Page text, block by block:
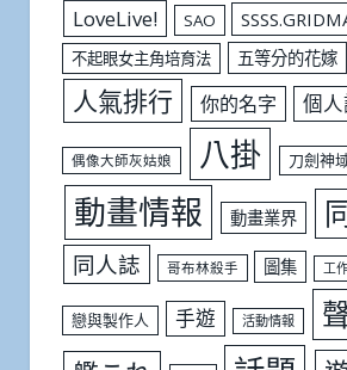
LoveLive! SAO
不起眼女主角培育法 五等分的花嫁
人氣排行 你的名字 個
偶像大師灰姑娘 八掛 刀劍神
動畫情報 動畫業界
同人誌 哥布林殺手 圖集 工
戀與製作人 手遊 活動情報